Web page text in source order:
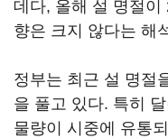
데다, 올해 설 명절이
향은 크지 않다는 해
정부는 최근 설 명절
을 풀고 있다. 특히
물량이 시중에 유통